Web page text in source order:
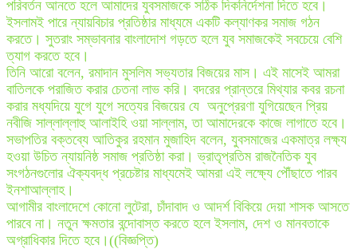
পরিবর্তন আনতে হলে আমাদের যুবসমাজকে সঠিক দিকনির্দেশনা দিতে হবে।
ইসলামই পারে ন্যায়বিচার প্রতিষ্ঠার মাধ্যমে একটি কল্যাণকর সমাজ গঠন
করতে। সুতরাং সম্ভাবনার বাংলাদোশ গড়তে হলে যুব সমাজকেই সবচেয়ে বেশি
ত্যাগ করতে হবে।
তিনি আরো বলেন, রমাদান মুসলিম সভ্যতার বিজয়ের মাস। এই মাসেই আমরা
বাতিলকে পরাজিত করার চেতনা লাভ করি। বদরের প্রান্তরে মিথ্যার কবর রচনা
করার মধ্যদিয়ে যুগে যুগে সত্যের বিজয়ের যে অনুপ্রেরণা যুগিয়েছেন প্রিয়
নবীজি সাল্লাল্লাহু আলাইহি ওয়া সাল্লাম, তা আমাদেরকে কাজে লাগাতে হবে।
সভাপতির বক্তব্যে আতিকুর রহমান মুজাহিদ বলেন, যুবসমাজের একমাত্র লক্ষ্য
হওয়া উচিত ন্যায়নিষ্ঠ সমাজ প্রতিষ্ঠা করা। ভ্রাতৃপ্রতিম রাজনৈতিক যুব
সংগঠনগুলোর ঐক্যবদ্ধ প্রচেষ্টার মাধ্যমেই আমরা এই লক্ষ্যে পৌঁছাতে পারব
ইনশাআল্লাহ।
আগামীর বাংলাদেশে কোনো লুটেরা, চাঁদাবাদ ও আদর্শ বিকিয়ে দেয়া শাসক আসতে
পারবে না। নতুন ক্ষমতার বন্দোবাস্ত করতে হলে ইসলাম, দেশ ও মানবতাকে
অগ্রাধিকার দিতে হবে।((বিজ্ঞপ্তি)